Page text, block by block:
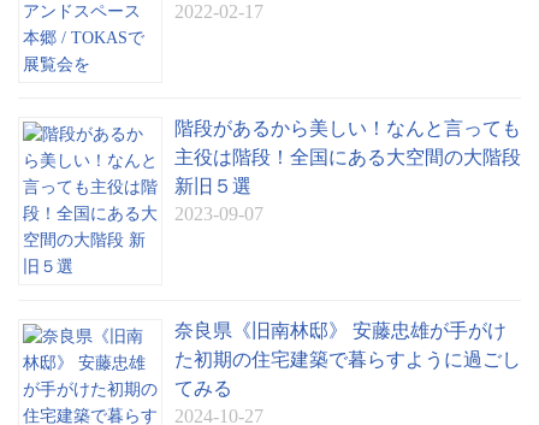
2022-02-17
階段があるから美しい！なんと言っても
主役は階段！全国にある大空間の大階段
新旧５選
2023-09-07
奈良県《旧南林邸》 安藤忠雄が手がけ
た初期の住宅建築で暮らすように過ごし
てみる
2024-10-27